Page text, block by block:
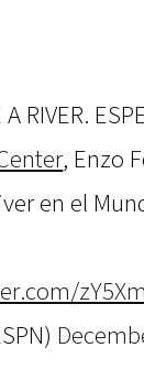
RIVER.
, Enzo
en el